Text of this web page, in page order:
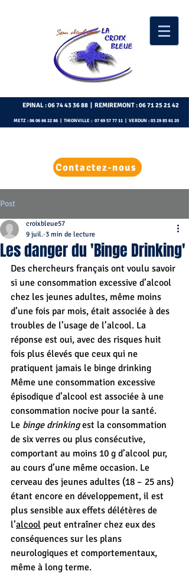
Contactez-nous
EPINAL :06 74 43 36 88 | REMIREMONT :06 71 25 21 42
METZ : 06 06 66 22 86| THIONVILLE : 07 69 57 77 11| VERDUN : 03 29 85 61 20
Post
Les danger du 'Binge Drinking'
croixbleue57
9 juil. 3 min de lecture
Des chercheurs français ont voulu savoir
si une consommation excessive d’alcool
chez les jeunes adultes, même moins
d’une fois par mois, était associée à des
troubles de l’usage de l’alcool. La
réponse est oui, avec des risques huit
fois plus élevés que ceux qui ne
pratiquent jamais le binge drinking
Même une consommation excessive
épisodique d’alcool est associée à une
consommation nocive pour la santé.
Le binge drinking est la consommation
de six verres ou plus consécutive,
comportant au moins 10 g d’alcool pur,
au cours d’une même occasion. Le
cerveau des jeunes adultes (18 – 25 ans)
étant encore en développement, il est
plus sensible aux effets délétères de
l’alcool peut entraîner chez eux des
conséquences sur les plans
neurologiques et comportementaux,
même à long terme.